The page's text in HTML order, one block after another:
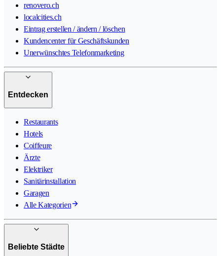
renovero.ch
localcities.ch
Eintrag erstellen / ändern / löschen
Kundencenter für Geschäftskunden
Unerwünschtes Telefonmarketing
Entdecken
Restaurants
Hotels
Coiffeure
Ärzte
Elektriker
Sanitärinstallation
Garagen
Alle Kategorien
Beliebte Städte